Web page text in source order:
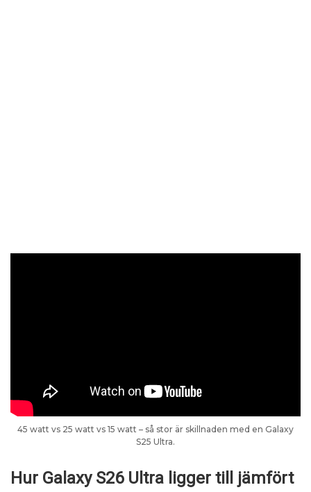
45 watt vs 25 watt vs 15 watt – så stor är skillnaden med en Galaxy
S25 Ultra.
Hur Galaxy S26 Ultra ligger till jämfört